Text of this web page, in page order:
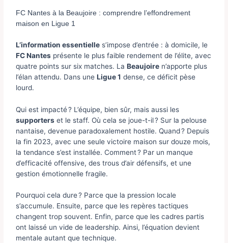
FC Nantes à la Beaujoire : comprendre l’effondrement
maison en Ligue 1
L’information essentielle s’impose d’entrée : à domicile, le
FC Nantes présente le plus faible rendement de l’élite, avec
quatre points sur six matches. LaBeaujoire n’apporte plus
l’élan attendu. Dans uneLigue 1 dense, ce déficit pèse
lourd.
Qui est impacté ? L’équipe, bien sûr, mais aussi les
supporters et le staff. Où cela se joue-t-il ? Sur la pelouse
nantaise, devenue paradoxalement hostile. Quand ? Depuis
la fin 2023, avec une seule victoire maison sur douze mois,
la tendance s’est installée. Comment ? Par un manque
d’efficacité offensive, des trous d’air défensifs, et une
gestion émotionnelle fragile.
Pourquoi cela dure ? Parce que la pression locale
s’accumule. Ensuite, parce que les repères tactiques
changent trop souvent. Enfin, parce que les cadres partis
ont laissé un vide de leadership. Ainsi, l’équation devient
mentale autant que technique.